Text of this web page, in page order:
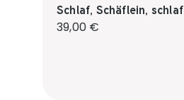
Schlaf, Schäflein, schlaf
Regulärer Preis:
39,00 €